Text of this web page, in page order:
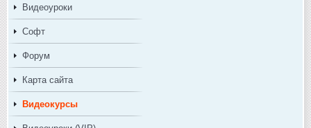
Видеоуроки
Софт
Форум
Карта сайта
Видеокурсы